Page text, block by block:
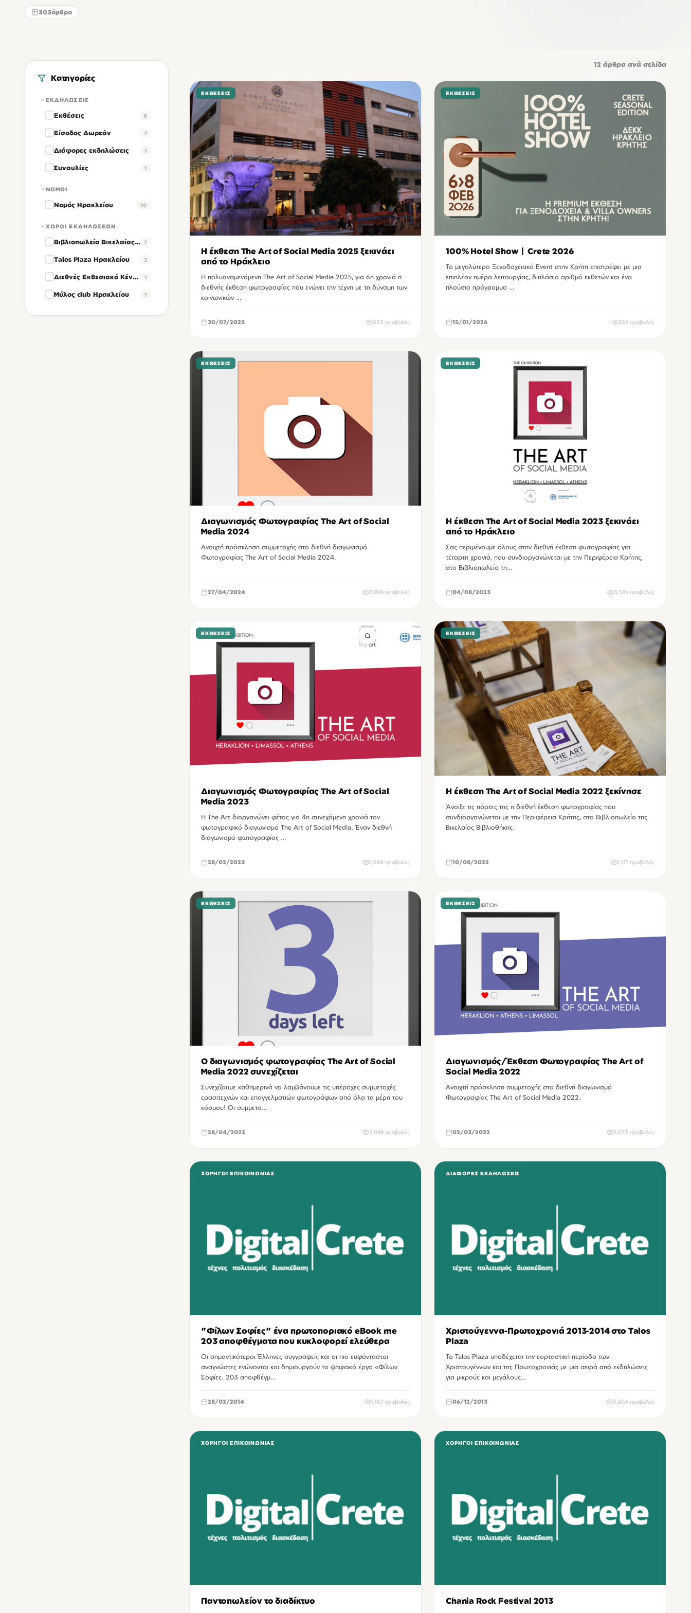
303άρθρα
Κατηγορίες
ΕΚΔΗΛΏΣΕΙΣ
Εκθέσεις 8
Είσοδος Δωρεάν 7
Διάφορες εκδηλώσεις 1
Συναυλίες 1
ΝΟΜΟΊ
Νομός Ηρακλείου 10
ΧΏΡΟΙ ΕΚΔΗΛΏΣΕΩΝ
Βιβλιοπωλείο Βικελαίας Βιβλιοθήκης 7
Talos Plaza Ηρακλείου 2
Διεθνές Εκθεσιακό Κέντρο Κρήτης 1
Μύλος club Ηρακλείου 1
12 άρθρα ανά σελίδα
ΕΚΘΈΣΕΙΣ
Η έκθεση The Art of Social Media 2025 ξεκινάει
από το Ηράκλειο
Η πολυαναμενόμενη The Art of Social Media 2025, για 6η χρονιά η
διεθνής έκθεση φωτογραφίας που ενώνει την τέχνη με τη δύναμη των
κοινωνικών …
30/07/2025 433 προβολές
ΕΚΘΈΣΕΙΣ
100% Hotel Show | Crete 2026
Το μεγαλύτερο Ξενοδοχειακό Event στην Κρήτη επιστρέφει με μια
επιπλέον ημέρα λειτουργίας, διπλάσιο αριθμό εκθετών και ένα
πλούσιο πρόγραμμα …
15/01/2026 524 προβολές
ΕΚΘΈΣΕΙΣ
Διαγωνισμός Φωτογραφίας The Art of Social
Media 2024
Ανοιχτή πρόσκληση συμμετοχής στο διεθνή διαγωνισμό
Φωτογραφίας The Art of Social Media 2024.
27/04/2024 2,896 προβολές
ΕΚΘΈΣΕΙΣ
Η έκθεση The Art of Social Media 2023 ξεκινάει
από το Ηράκλειο
Σας περιμένουμε όλους στην διεθνή έκθεση φωτογραφίας για
τέταρτη χρονιά, που συνδιοργανώνεται με την Περιφέρεια Κρήτης,
στο Βιβλιοπωλείο τη…
04/08/2023 3,596 προβολές
ΕΚΘΈΣΕΙΣ
Διαγωνισμός Φωτογραφίας The Art of Social
Media 2023
Η The Art διοργανώνει φέτος για 4η συνεχόμενη χρονιά τον
φωτογραφικό διαγωνισμό The Art of Social Media. Έναν διεθνή
διαγωνισμό φωτογραφίας …
28/02/2023 1,348 προβολές
ΕΚΘΈΣΕΙΣ
Η έκθεση The Art of Social Media 2022 ξεκίνησε
Άνοιξε τις πόρτες της η διεθνή έκθεση φωτογραφίας που
συνδιοργανώνεται με την Περιφέρεια Κρήτης, στο Βιβλιοπωλείο της
Βικελαίας Βιβλιοθήκης.
10/08/2022 1,171 προβολές
ΕΚΘΈΣΕΙΣ
Ο διαγωνισμός φωτογραφίας The Art of Social
Media 2022 συνεχίζεται
Συνεχίζουμε καθημερινά να λαμβάνουμε τις υπέροχες συμμετοχές
ερασιτεχνών και επαγγελματιών φωτογράφων από όλα τα μέρη του
κόσμου! Οι συμμετο…
28/04/2022 2,099 προβολές
ΕΚΘΈΣΕΙΣ
Διαγωνισμός/Έκθεση Φωτογραφίας The Art of
Social Media 2022
Ανοιχτή πρόσκληση συμμετοχής στο διεθνή διαγωνισμό
Φωτογραφίας The Art of Social Media 2022.
02/03/2022 2,073 προβολές
ΧΟΡΗΓΟΊ ΕΠΙΚΟΙΝΩΝΊΑΣ
"Φίλων Σοφίες" ένα πρωτοποριακό eBook me
203 αποφθέγματα που κυκλοφορεί ελεύθερα
Οι σημαντικότεροι Έλληνες συγγραφείς και οι πιο ευφάνταστοι
αναγνώστες ενώνονται και δημιουργούν το ψηφιακό έργο «Φίλων
Σοφίες. 203 αποφθέγμ…
28/02/2014 1,107 προβολές
ΔΙΆΦΟΡΕΣ ΕΚΔΗΛΏΣΕΙΣ
Χριστούγεννα-Πρωτοχρονιά 2013-2014 στο Talos
Plaza
Το Talos Plaza υποδέχεται την εορταστική περίοδο των
Χριστουγέννων και της Πρωτοχρονιάς με μια σειρά από εκδηλώσεις
για μικρούς και μεγάλους…
06/12/2013 3,604 προβολές
ΧΟΡΗΓΟΊ ΕΠΙΚΟΙΝΩΝΊΑΣ
Παντοπωλείον το διαδίκτυο
ΧΟΡΗΓΟΊ ΕΠΙΚΟΙΝΩΝΊΑΣ
Chania Rock Festival 2013